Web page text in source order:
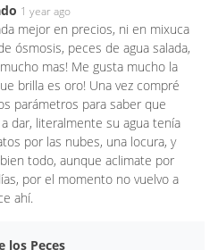
1 year ago
mejor en precios, ni en mixuca
ósmosis, peces de agua salada,
mas! Me gusta mucho la
brilla es oro! Una vez compré
parámetros para saber que
dar, literalmente su agua tenía
por las nubes, una locura, y
todo, aunque aclimate por
por el momento no vuelvo a
ahí.
los Peces